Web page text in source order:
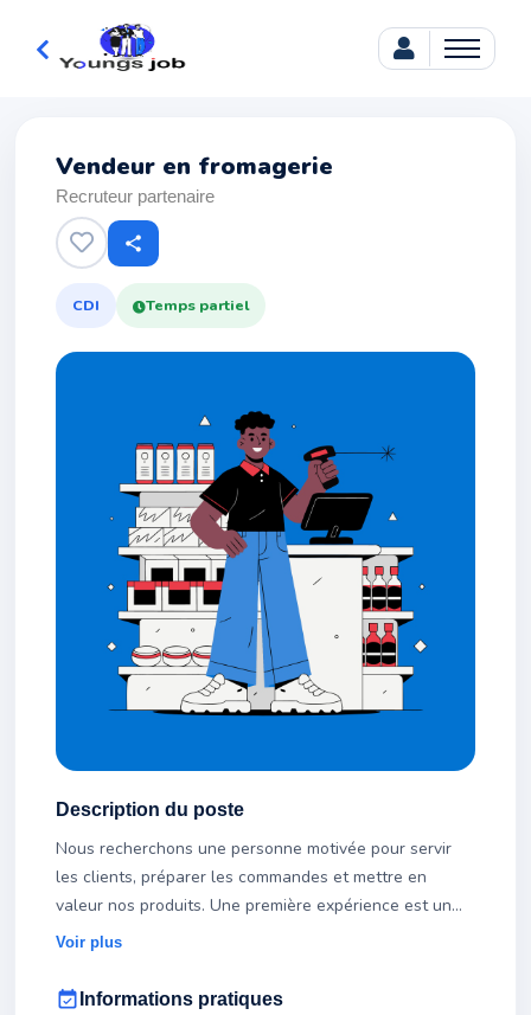
Vendeur en fromagerie
Recruteur partenaire
share
CDI Temps partiel
Description du poste
Nous recherchons une personne motivée pour servir
les clients, préparer les commandes et mettre en
valeur nos produits. Une première expérience est un
plus mais n'est pas indispensable.
Voir plus
event_available Informations pratiques